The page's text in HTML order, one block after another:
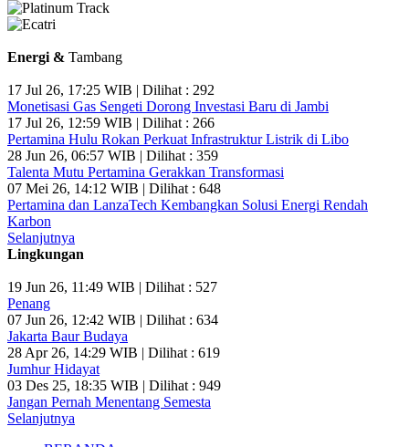
Energi & Tambang
17 Jul 26, 17:25 WIB | Dilihat : 292
Monetisasi Gas Sengeti Dorong Investasi Baru di Jambi
17 Jul 26, 12:59 WIB | Dilihat : 266
Pertamina Hulu Rokan Perkuat Infrastruktur Listrik di Libo
28 Jun 26, 06:57 WIB | Dilihat : 359
Talenta Mutu Pertamina Gerakkan Transformasi
07 Mei 26, 14:12 WIB | Dilihat : 648
Pertamina dan LanzaTech Kembangkan Solusi Energi Rendah
Karbon
Selanjutnya
Lingkungan
19 Jun 26, 11:49 WIB | Dilihat : 527
Penang
07 Jun 26, 12:42 WIB | Dilihat : 634
Jakarta Baur Budaya
28 Apr 26, 14:29 WIB | Dilihat : 619
Jumhur Hidayat
03 Des 25, 18:35 WIB | Dilihat : 949
Jangan Pernah Menentang Semesta
Selanjutnya